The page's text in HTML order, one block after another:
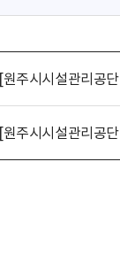
[원주시시설관리공
[원주시시설관리공